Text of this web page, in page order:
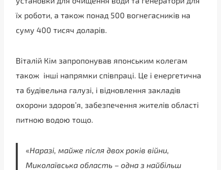
їх роботи, а також понад 500 вогнегасників на
суму 400 тисяч доларів.
Віталій Кім запропонував японським колегам
також інші напрямки співпраці. Це і енергетична
та будівельна галузі, і відновлення закладів
охорони здоров’я, забезпечення жителів області
питною водою тощо.
«Наразі, майже після двох років війни,
Миколаївська область – одна з найбільш